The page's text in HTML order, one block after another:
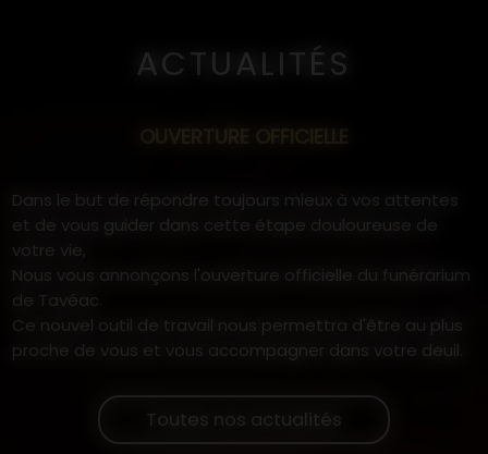
ACTUALITÉS
OUVERTURE OFFICIELLE
Dans le but de répondre toujours mieux à vos attentes
et de vous guider dans cette étape douloureuse de
votre vie,
Nous vous annonçons l'ouverture officielle du funérarium
de Tavéac.
Ce nouvel outil de travail nous permettra d'être au plus
proche de vous et vous accompagner dans votre deuil.
Toutes nos actualités